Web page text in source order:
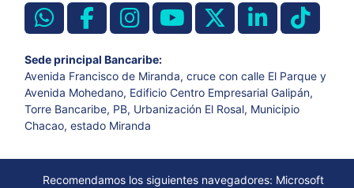
Sede principal Bancaribe:
Avenida Francisco de Miranda, cruce con calle El Parque y
Avenida Mohedano, Edificio Centro Empresarial Galipán,
Torre Bancaribe, PB, Urbanización El Rosal, Municipio
Chacao, estado Miranda
Recomendamos los siguientes navegadores: Microsoft